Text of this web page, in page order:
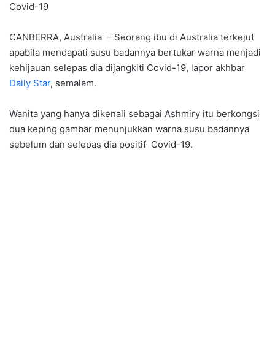
Covid-19
CANBERRA, Australia – Seorang ibu di Australia terkejut
apabila mendapati susu badannya bertukar warna menjadi
kehijauan selepas dia dijangkiti Covid-19, lapor akhbar
Daily Star, semalam.
Wanita yang hanya dikenali sebagai Ashmiry itu berkongsi
dua keping gambar menunjukkan warna susu badannya
sebelum dan selepas dia positif Covid-19.